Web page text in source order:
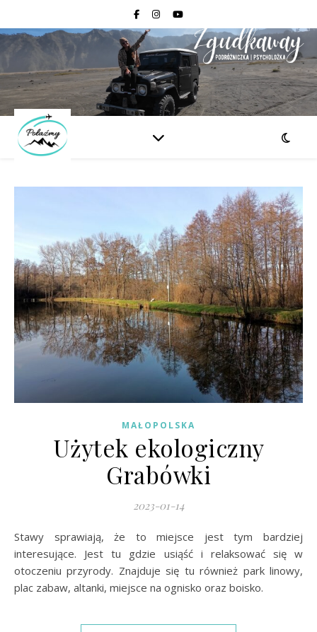
MAŁOPOLSKA
Użytek ekologiczny
Grabówki
2023-01-14
Stawy sprawiają, że to miejsce jest tym bardziej
interesujące. Jest tu gdzie usiąść i relaksować się w
otoczeniu przyrody. Znajduje się tu również park linowy,
plac zabaw, altanki, miejsce na ognisko oraz boisko.